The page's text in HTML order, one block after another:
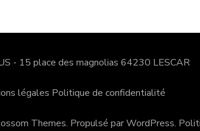
- 15 place des magnolias 64230 LESCAR
légales Politique de confidentialité
Themes. Propulsé parWordPress.